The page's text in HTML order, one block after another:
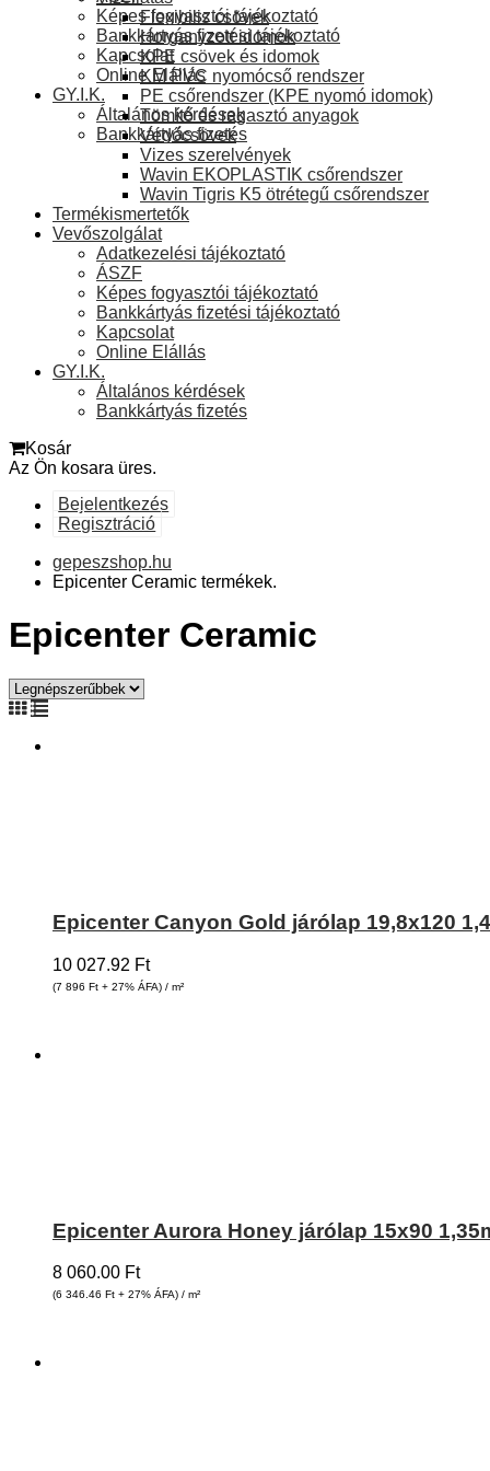
Képes fogyasztói tájékoztató
Bankkártyás fizetési tájékoztató
Kapcsolat
Online Elállás
GY.I.K.
Általános kérdések
Bankkártyás fizetés
Flexibilis csövek
Horganyzott idomok
KPE csövek és idomok
KM PVC nyomócső rendszer
PE csőrendszer (KPE nyomó idomok)
Tömítő és ragasztó anyagok
Védőcsövek
Vizes szerelvények
Wavin EKOPLASTIK csőrendszer
Wavin Tigris K5 ötrétegű csőrendszer
Termékismertetők
Vevőszolgálat
Adatkezelési tájékoztató
ÁSZF
Képes fogyasztói tájékoztató
Bankkártyás fizetési tájékoztató
Kapcsolat
Online Elállás
GY.I.K.
Általános kérdések
Bankkártyás fizetés
Kosár
Az Ön kosara üres.
Bejelentkezés
Regisztráció
gepeszshop.hu
Epicenter Ceramic termékek.
Epicenter Ceramic
Epicenter Canyon Gold járólap 19,8x120
10 027.92 Ft
(7 896 Ft + 27% ÁFA) / m²
Epicenter Aurora Honey járólap 15x90
8 060.00 Ft
(6 346.46 Ft + 27% ÁFA) / m²